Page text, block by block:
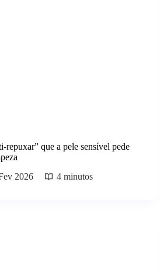
repuxar” que a pele sensível pede
2026
4 minutos